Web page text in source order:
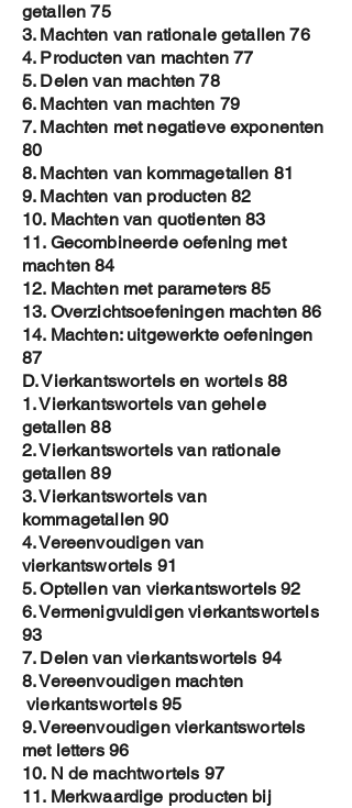
getallen 75
3. Machten van rationale getallen 76
4. Producten van machten 77
5. Delen van machten 78
6. Machten van machten 79
7. Machten met negatieve exponenten
80
8. Machten van kommagetallen 81
9. Machten van producten 82
10. Machten van quotienten 83
11. Gecombineerde oefening met
machten 84
12. Machten met parameters 85
13. Overzichtsoefeningen machten 86
14. Machten: uitgewerkte oefeningen
87
D. Vierkantswortels en wortels 88
1. Vierkantswortels van gehele
getallen 88
2. Vierkantswortels van rationale
getallen 89
3. Vierkantswortels van
kommagetallen 90
4. Vereenvoudigen van
vierkantswortels 91
5. Optellen van vierkantswortels 92
6. Vermenigvuldigen vierkantswortels
93
7. Delen van vierkantswortels 94
8. Vereenvoudigen machten
vierkantswortels 95
9. Vereenvoudigen vierkantswortels
met letters 96
10. N de machtwortels 97
11. Merkwaardige producten bij